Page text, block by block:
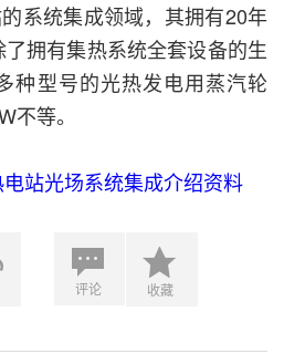
系统集成领域，其拥有20年
拥有集热系统全套设备的生
种型号的光热发电用蒸汽轮
不等。
站光场系统集成介绍资料
评论 收藏